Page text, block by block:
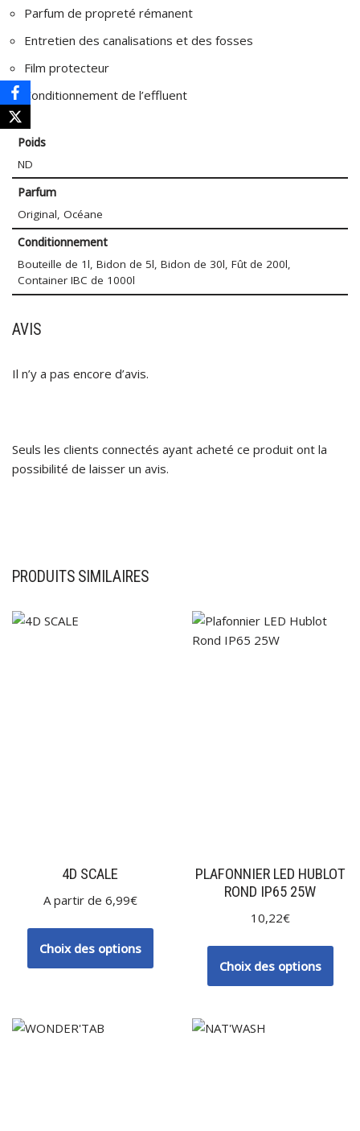
Parfum de propreté rémanent
Entretien des canalisations et des fosses
Film protecteur
Conditionnement de l’effluent
Poids
ND
Parfum
Original, Océane
Conditionnement
Bouteille de 1l, Bidon de 5l, Bidon de 30l, Fût de 200l,
Container IBC de 1000l
AVIS
Il n’y a pas encore d’avis.
Seuls les clients connectés ayant acheté ce produit ont la
possibilité de laisser un avis.
PRODUITS SIMILAIRES
4D SCALE
A partir de 6,99€
Choix des options
PLAFONNIER LED HUBLOT
ROND IP65 25W
10,22€
Choix des options